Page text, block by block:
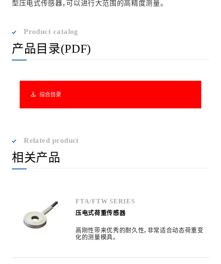
型压电式传感器，可以进行大范围的高精度测量。
Product catalog
产品目录(PDF)
download 综合目录
Related product
相关产品
FTA/FTW SERIES
压电式荷重传感器
高刚性带来优秀的耐久性，非常适合动态荷重变
化的测量模具。